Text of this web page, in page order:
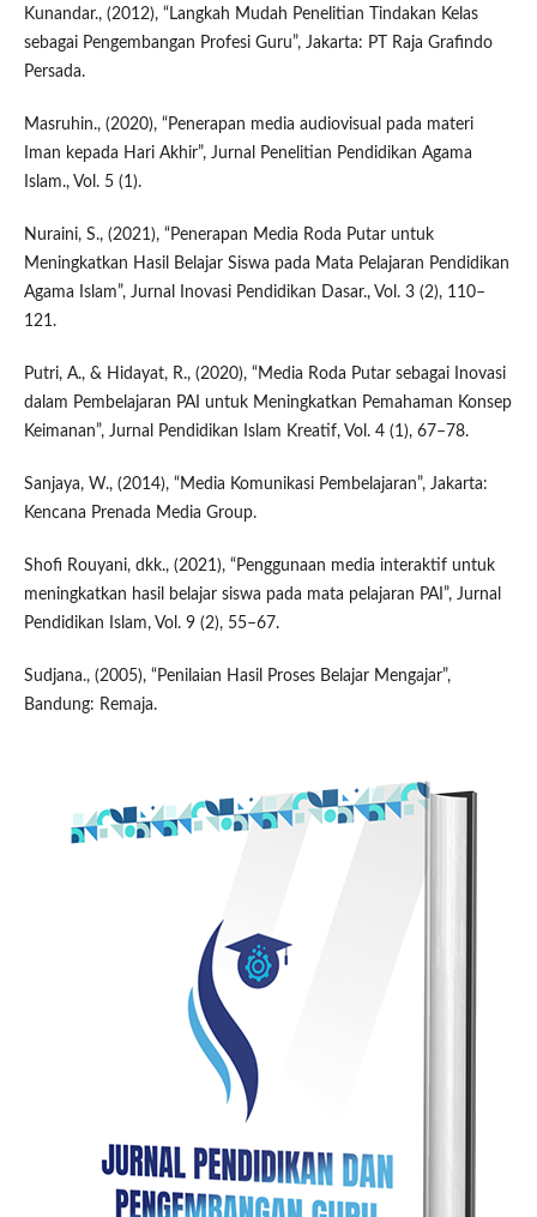
Kunandar., (2012), “Langkah Mudah Penelitian Tindakan Kelas
sebagai Pengembangan Profesi Guru”, Jakarta: PT Raja Grafindo
Persada.
Masruhin., (2020), “Penerapan media audiovisual pada materi
Iman kepada Hari Akhir”, Jurnal Penelitian Pendidikan Agama
Islam., Vol. 5 (1).
Nuraini, S., (2021), “Penerapan Media Roda Putar untuk
Meningkatkan Hasil Belajar Siswa pada Mata Pelajaran Pendidikan
Agama Islam”, Jurnal Inovasi Pendidikan Dasar., Vol. 3 (2), 110–
121.
Putri, A., & Hidayat, R., (2020), “Media Roda Putar sebagai Inovasi
dalam Pembelajaran PAI untuk Meningkatkan Pemahaman Konsep
Keimanan”, Jurnal Pendidikan Islam Kreatif, Vol. 4 (1), 67–78.
Sanjaya, W., (2014), “Media Komunikasi Pembelajaran”, Jakarta:
Kencana Prenada Media Group.
Shofi Rouyani, dkk., (2021), “Penggunaan media interaktif untuk
meningkatkan hasil belajar siswa pada mata pelajaran PAI”, Jurnal
Pendidikan Islam, Vol. 9 (2), 55–67.
Sudjana., (2005), “Penilaian Hasil Proses Belajar Mengajar”,
Bandung: Remaja.